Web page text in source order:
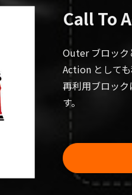
Call To
Outer ブロック
Action としても
再利用ブロッ
す。